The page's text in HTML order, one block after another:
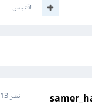
اقتباس
نشر13 مايو 2016